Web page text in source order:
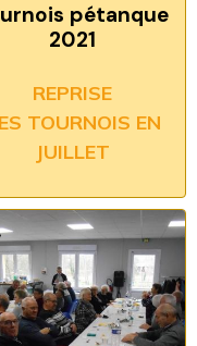
pétanque
2021
REPRISE
TOURNOIS EN
JUILLET